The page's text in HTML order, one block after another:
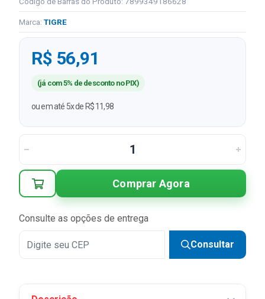
Marca: TIGRE
R$ 56,91
(já com 5% de desconto no PIX)
ou em até 5x de R$ 11,98
Comprar Agora
Consulte as opções de entrega
Consultar